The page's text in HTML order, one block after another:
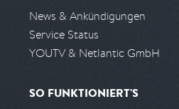
News & Ankündigungen
Service Status
YOUTV & Netlantic GmbH
SO FUNKTIONIERT'S